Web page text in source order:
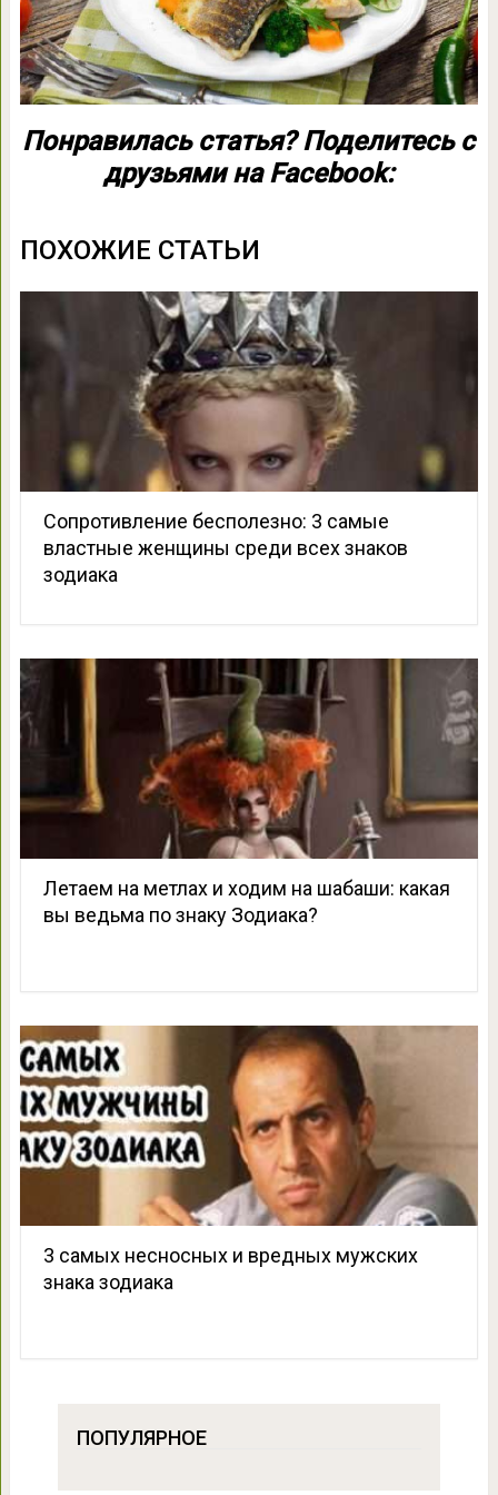
Понравилась статья? Поделитесь с
друзьями на Facebook:
ПОХОЖИЕ СТАТЬИ
Сопротивление бесполезно: 3 самые
властные женщины среди всех знаков
зодиака
Летаем на метлах и ходим на шабаши: какая
вы ведьма по знаку Зодиака?
3 самых несносных и вредных мужских
знака зодиака
ПОПУЛЯРНОЕ